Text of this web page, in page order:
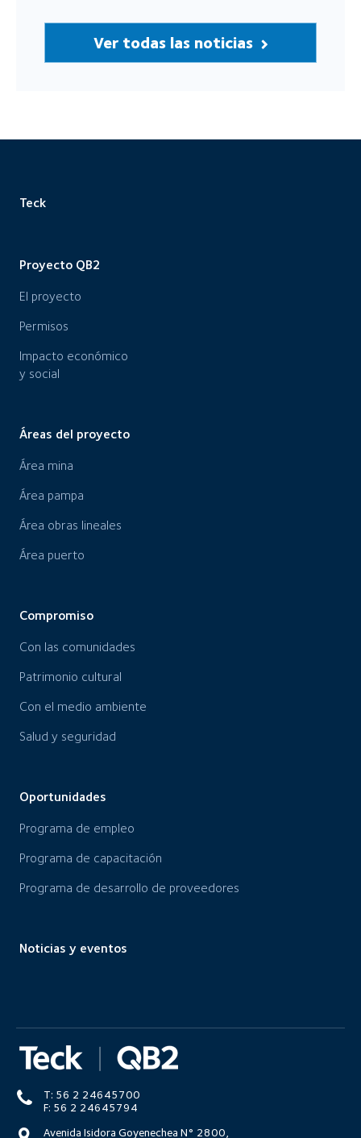
Ver todas las noticias
Teck
Proyecto QB2
El proyecto
Permisos
Impacto económico
y social
Áreas del proyecto
Área mina
Área pampa
Área obras lineales
Área puerto
Compromiso
Con las comunidades
Patrimonio cultural
Con el medio ambiente
Salud y seguridad
Oportunidades
Programa de empleo
Programa de capacitación
Programa de desarrollo de proveedores
Noticias y eventos
T: 56 2 24645700
F: 56 2 24645794
Avenida Isidora Goyenechea N° 2800,